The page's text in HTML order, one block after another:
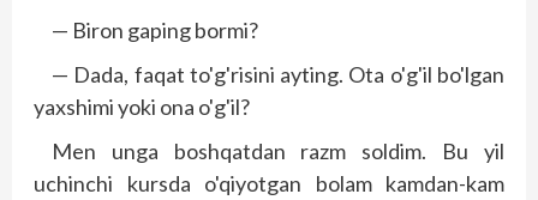
— Biron gaping bormi?
— Dada, faqat to'g'risini ayting. Ota o'g'il bo'lgan
yaxshimi yoki ona o'g'il?
Men unga boshqatdan razm soldim. Bu yil
uchinchi kursda o'qiyotgan bolam kamdan-kam